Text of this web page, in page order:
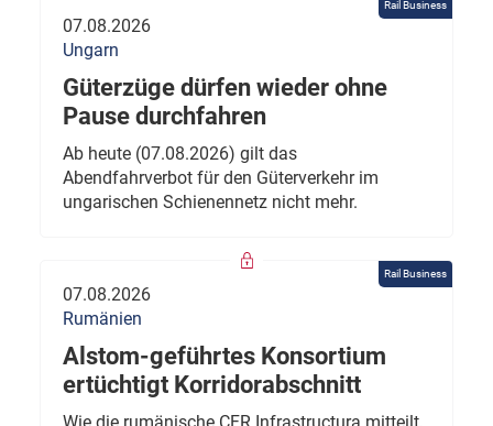
Rail Business
07.08.2026
Ungarn
Güterzüge dürfen wieder ohne
Pause durchfahren
Ab heute (07.08.2026) gilt das
Abendfahrverbot für den Güterverkehr im
ungarischen Schienennetz nicht mehr.
Rail Business
07.08.2026
Rumänien
Alstom-geführtes Konsortium
ertüchtigt Korridorabschnitt